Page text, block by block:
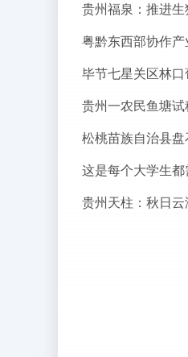
贵州福泉：推进
粤黔东西部协作
毕节七星关区林口
贵州一农民鱼塘试
这是每个大学生
贵州天柱：秋日云